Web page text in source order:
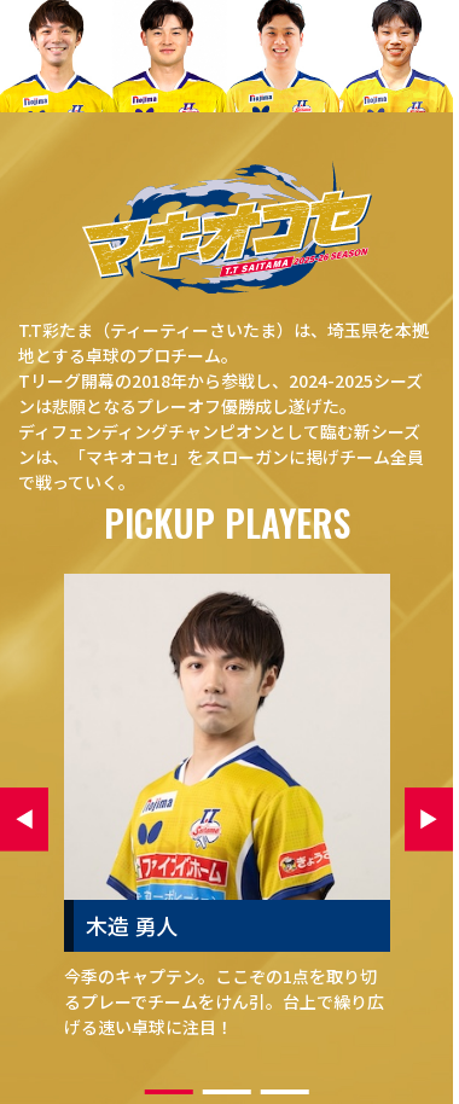
T.T彩たま（ティーティーさいたま）は、埼玉県を本拠
地とする卓球のプロチーム。
Tリーグ開幕の2018年から参戦し、2024-2025シーズ
ンは悲願となるプレーオフ優勝成し遂げた。
ディフェンディングチャンピオンとして臨む新シーズ
ンは、「マキオコセ」をスローガンに掲げチーム全員
で戦っていく。
PICKUP PLAYERS
木造 勇人
今季のキャプテン。ここぞの1点を取り切
るプレーでチームをけん引。台上で繰り広
げる速い卓球に注目！